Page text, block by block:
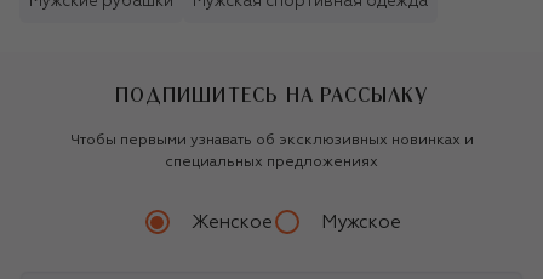
ПОДПИШИТЕСЬ НА РАССЫЛКУ
Чтобы первыми узнавать об эксклюзивных новинках и
специальных предложениях
Женское Мужское